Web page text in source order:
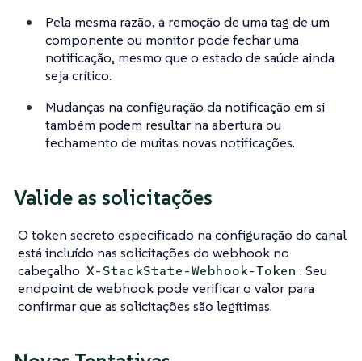
Pela mesma razão, a remoção de uma tag de um
componente ou monitor pode fechar uma
notificação, mesmo que o estado de saúde ainda
seja crítico.
Mudanças na configuração da notificação em si
também podem resultar na abertura ou
fechamento de muitas novas notificações.
Valide as solicitações
O token secreto especificado na configuração do canal
está incluído nas solicitações do webhook no
cabeçalho X-StackState-Webhook-Token . Seu
endpoint de webhook pode verificar o valor para
confirmar que as solicitações são legítimas.